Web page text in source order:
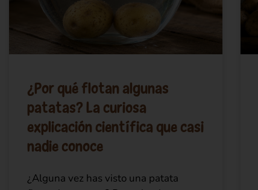
¿Por qué flotan algunas
patatas? La curiosa
explicación científica que casi
nadie conoce
¿Alguna vez has visto una patata